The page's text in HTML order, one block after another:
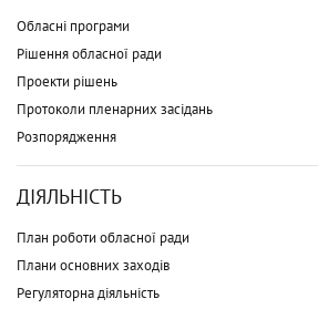
Обласні програми
Рішення обласної ради
Проекти рішень
Протоколи пленарних засідань
Розпорядження
ДІЯЛЬНІСТЬ
План роботи обласної ради
Плани основних заходів
Регуляторна діяльність